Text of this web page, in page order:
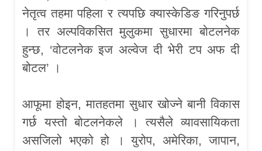
नेतृत्व तहमा पहिला र त्यपछि क्यास्केडिङ गरिनुपर्छ
। तर अल्पविकसित मुलुकमा सुधारमा बोटलनेक
हुन्छ, ‘वोटलनेक इज अल्वेज दी भेरी टप अफ दी
बोटल’ ।
आफूमा होइन, मातहतमा सुधार खोज्ने बानी विकास
गर्छ यस्तो बोटलनेकले । त्यसैले व्यावसायिकता
असजिलो भएको हो । युरोप, अमेरिका, जापान,